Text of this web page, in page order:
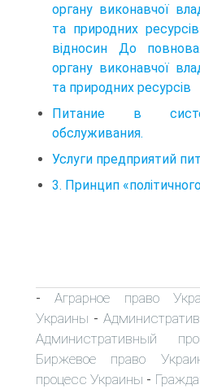
органу виконавчої
та природних
відносин До
органу виконавчої
та природних ресурсів
Питание в
обслуживания.
Услуги предприятий
3. Принцип
-Аграрное право
Украины -
Административный
Биржевое право
процесс Украины -